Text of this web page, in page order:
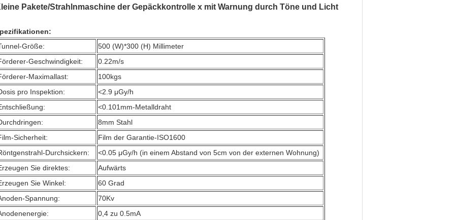
Pakete/Strahlnmaschine der Gepäckkontrolle x mit Warnung durch Töne und Licht
Größe:
500 (W)*300 (H) Millimeter
Geschwindigkeit:
0.22m/s
Maximallast:
100kgs
pro Inspektion:
<2.9 μGy/h
<0.101mm-Metalldraht
8mm Stahl
Sicherheit:
Film der Garantie-ISO1600
Durchsickern:
<0.05 μGy/h (in einem Abstand von 5cm von der externen Wohnung)
Sie direktes:
Aufwärts
Sie Winkel:
60 Grad
Spannung:
70Kv
0,4 zu 0.5mA